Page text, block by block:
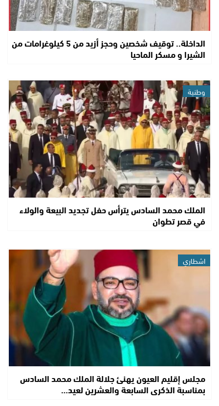
الداخلة.. توقيف شخصين وحجز أزيد من 5 كيلوغرامات من
الشيرا و مسكر الماحيا
وطنية
الملك محمد السادس يترأس حفل تجديد البيعة والولاء
في قصر تطوان
اشطاري
مجلس إقليم العيون يهنئ جلالة الملك محمد السادس
بمناسبة الذكرى السابعة والعشرين لعيد…